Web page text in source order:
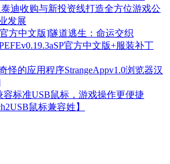
迪收购与新投资线打造全方位游戏公
发展
方中文版]隧道逃生：命运交织
官方中文版+服装补丁
怪的应用程序StrangeAppv1.0浏览器汉
容标准USB鼠标，游戏操作更便捷
鼠标兼容姓】